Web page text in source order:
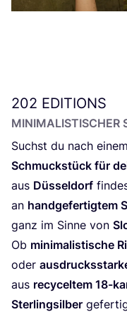
202 EDITIONS
MINI­MA­LIS­TI­SCHER
Suchst du nach einem
Schmuck­stück für
aus Düs­sel­dorf
an hand­ge­fer­tig­tem
ganz im Sin­ne von
Ob mini­ma­lis­ti­sche
oder
aus recy­cel­tem 18-
Ster­ling­sil­ber